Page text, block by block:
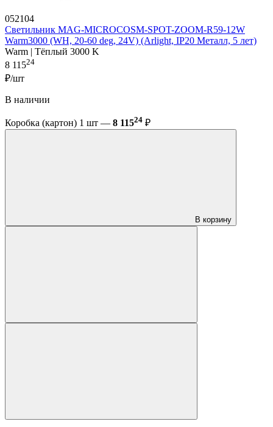
052104
Светильник MAG-MICROCOSM-SPOT-ZOOM-R59-12W
Warm3000 (WH, 20-60 deg, 24V) (Arlight, IP20 Металл, 5 лет)
Warm | Тёплый 3000 K
8 11524
₽/шт
В наличии
Коробка (картон) 1 шт — 8 11524 ₽
В корзину